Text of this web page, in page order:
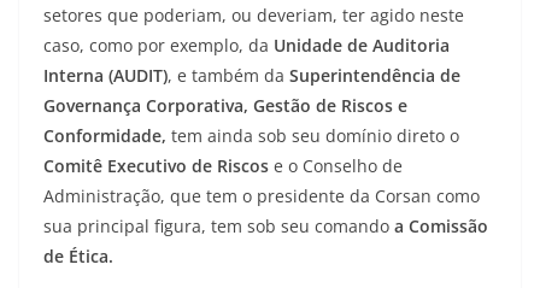
setores que poderiam, ou deveriam, ter agido neste
caso, como por exemplo, da Unidade de Auditoria
Interna (AUDIT), e também da Superintendência de
Governança Corporativa, Gestão de Riscos e
Conformidade, tem ainda sob seu domínio direto o
Comitê Executivo de Riscos e o Conselho de
Administração, que tem o presidente da Corsan como
sua principal figura, tem sob seu comando a Comissão
de Ética.